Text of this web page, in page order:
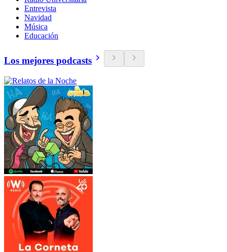
Entrevista
Navidad
Música
Educación
Los mejores podcasts